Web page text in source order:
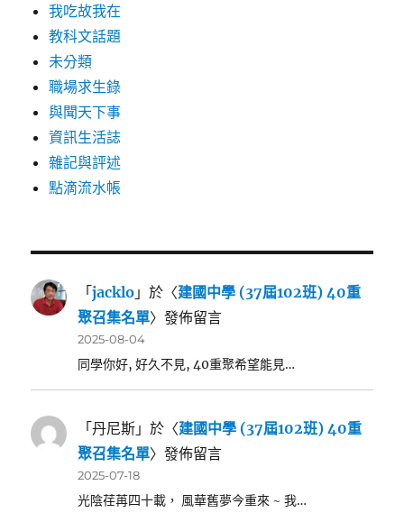
我吃故我在
教科文話題
未分類
職場求生錄
與聞天下事
資訊生活誌
雜記與評述
點滴流水帳
「jacklo 」於〈建國中學 (37屆102班) 40重
聚召集名單〉發佈留言
2025-08-04
同學你好, 好久不見, 40重聚希望能見…
「丹尼斯 」於〈建國中學 (37屆102班) 40重
聚召集名單〉發佈留言
2025-07-18
光陰荏苒四十載， 風華舊夢今重來 ~ 我…